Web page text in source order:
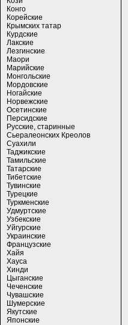
Конго
Корейские
Крымских татар
Курдские
Лакские
Лезгинские
Маори
Марийские
Монгольские
Мордовские
Ногайские
Норвежские
Осетинские
Персидские
Русские, старинные
Сьералеонских Креолов
Суахили
Таджикские
Тамильские
Татарские
Тибетские
Тувинские
Турецкие
Туркменские
Удмуртские
Узбекские
Уйгурские
Украинские
Французские
Хайя
Хауса
Хинди
Цыганские
Чеченские
Чувашские
Шумерские
Якутские
Японские